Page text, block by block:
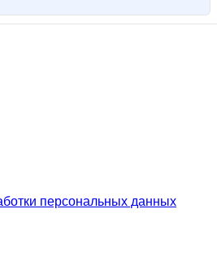
персональных данных